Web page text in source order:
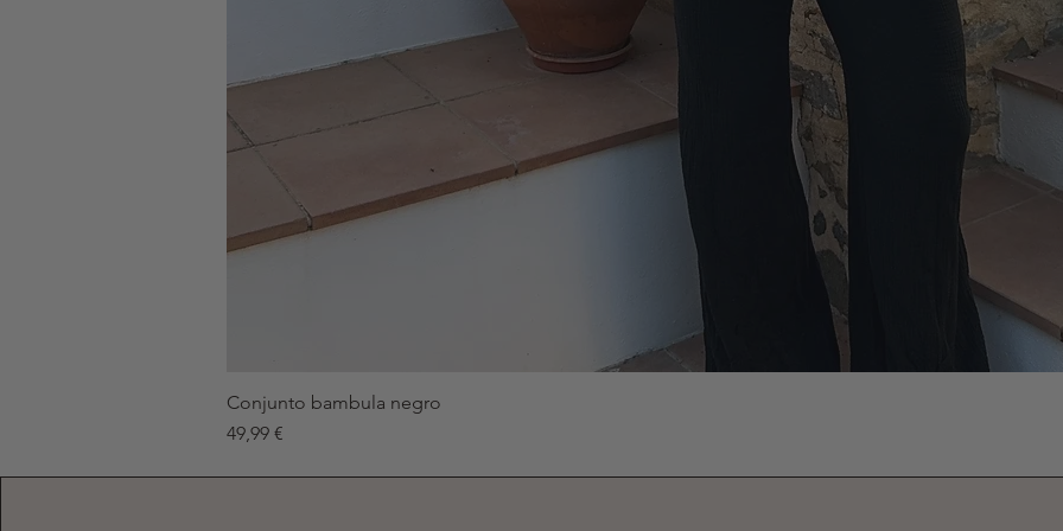
Conjunto bambula negro
Precio
49,99 €